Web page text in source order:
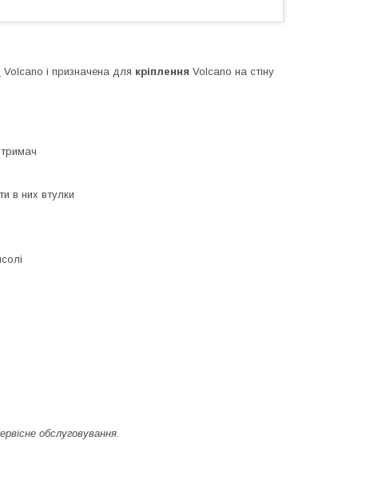
Volcano і призначена для кріплення Volcano на стіну
в них втулки
обслуговування